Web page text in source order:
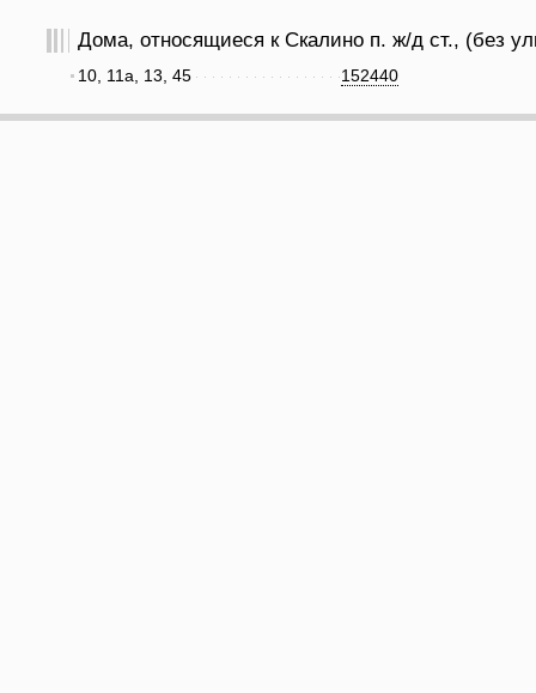
Дома, относящиеся к Скалино п. ж/д ст., (без
152440
10, 11а, 13, 45